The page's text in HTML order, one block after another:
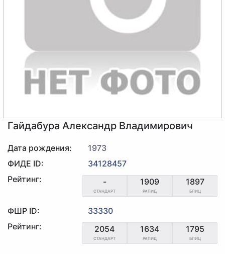
Гайдабура Александр Владимирович
Дата рождения:
1973
ФИДЕ ID:
34128457
Рейтинг:
-
СТАНДАРТ
1909
РАПИД
1897
БЛИЦ
ФШР ID:
33330
Рейтинг:
2054
СТАНДАРТ
1634
РАПИД
1795
БЛИЦ